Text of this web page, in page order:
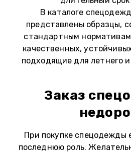
В каталоге
представлены образцы,
стандартным
качественных,
подходящие для летнего
Заказ
​​​​​​​При покупке спецодежды
последнюю роль.